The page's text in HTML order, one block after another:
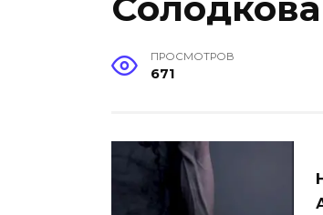
ПРОСМОТРОВ
671